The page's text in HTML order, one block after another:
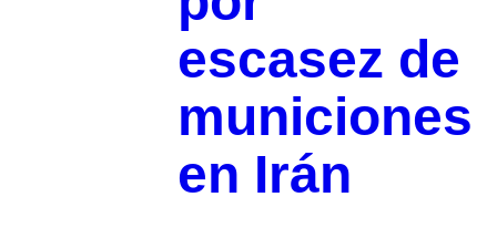
escasez de
municiones
en Irán